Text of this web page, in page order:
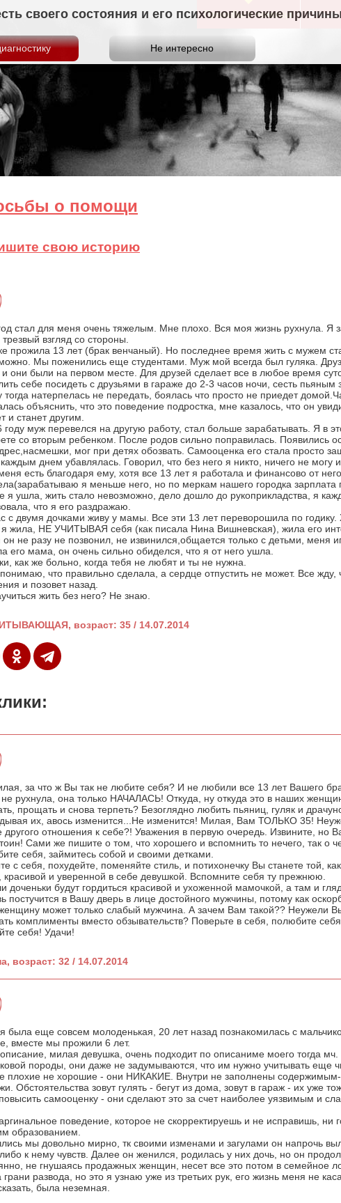
своего состояния и его психологические
Просьбы о помощи
о помощи
свою историю
стал для меня очень тяжелым. Мне плохо. Вся моя жизнь рухнула. Я
взгляд со стороны.
прожила 13 лет (брак венчаный). Но последнее время жить с мужем
Мы поженились еще студентами. Муж мой всегда был гуляка.
и они были на первом месте. Для друзей сделает все в любое время
себе посидеть с друзьями в гараже до 2-3 часов ночи, сесть пьяным
тогда натерпелась не передать, боялась что просто не приедет
объяснить, что это поведение подростка, мне казалось, что он
и станет другим.
году муж перевелся на другую работу, стал больше зарабатывать. Я в
со вторым ребенком. После родов сильно поправилась. Появились
мог при детях обозвать. Самооценка его стала просто
днем убавлялась. Говорил, что без него я никто, ничего не могу
есть благодаря ему, хотя все 13 лет я работала и финансово от
я меньше него, но по меркам нашего городка зарплата
я ушла, жить стало невозможно, дело дошло до рукоприкладства, я
что я его раздражаю.
с двумя дочками живу у мамы. Все эти 13 лет переворошила по
жила, НЕ УЧИТЫВАЯ себя (как писала Нина Вишневская), жила его
он не разу не позвонил, не извинился,общается только с детьми, меня
его мама, он очень сильно обиделся, что я от него ушла.
как же больно, когда тебя не любят и ты не нужна.
что правильно сделала, а сердце отпустить не может. Все жду,
и позовет назад.
жить без него? Не знаю.
возраст: 35 / 14.07.2014
за что ж Вы так не любите себя? И не любили все 13 лет Вашего
рухнула, она только НАЧАЛАСЬ! Откуда, ну откуда это в наших
прощать и снова терпеть? Безоглядно любить пьяниц, гуляк и
их, авось изменится...Не изменится! Милая, Вам ТОЛЬКО 35!
другого отношения к себе?! Уважения в первую очередь. Извините, но
Сами же пишите о том, что хорошего и вспомнить то нечего, так о
себя, займитесь собой и своими детками.
с себя, похудейте, поменяйте стиль, и потихонечку Вы станете той,
красивой и уверенной в себе девушкой. Вспомните себя ту прежнюю.
доченьки будут гордиться красивой и ухоженной мамочкой, а там и
постучится в Вашу дверь в лице достойного мужчины, потому как
может только слабый мужчина. А зачем Вам такой?? Неужели
комплименты вместо обзывательств? Поверьте в себя, полюбите
себя! Удачи!
возраст: 32 / 14.07.2014
я была еще совсем молоденькая, 20 лет назад познакомилась с
вместе мы прожили 6 лет.
милая девушка, очень подходит по описаниме моего тогда
породы, они даже не задумываются, что им нужно учитывать еще
плохие не хорошие - они НИКАКИЕ. Внутри не заполнены
Обстоятельства зовут гулять - бегут из дома, зовут в гараж - их уже
самооценку - они сделают это за счет наиболее уязвимым и
поведение, которое не скорректируешь и не исправишь, ни
образованием.
мы довольно мирно, тк своими изменами и загулами он напрочь
к нему чувств. Далее он женился, родилась у них дочь, но он
не гнушаясь продажных женщин, несет все это потом в семейное
грани развода, но это я узнаю уже из третьих рук, его жизнь меня не
была неземная.